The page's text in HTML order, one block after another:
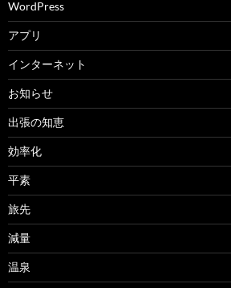
WordPress
アプリ
インターネット
お知らせ
出張の知恵
効率化
平素
旅先
減量
温泉